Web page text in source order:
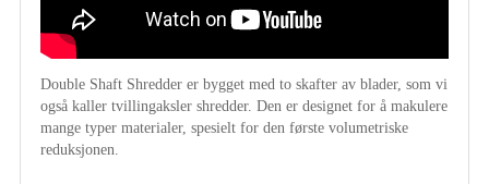
Double Shaft Shredder er bygget med to skafter av blader, som vi
også kaller tvillingaksler shredder. Den er designet for å makulere
mange typer materialer, spesielt for den første volumetriske
reduksjonen.